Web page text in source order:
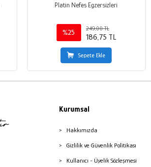
Platin Nefes Egzersizleri
%25
249,00 TL
186,75 TL
Sepete Ekle
Kurumsal
Hakkımızda
Gizlilik ve Güvenlik Politikası
Kullanıcı - Üyelik Sözleşmesi